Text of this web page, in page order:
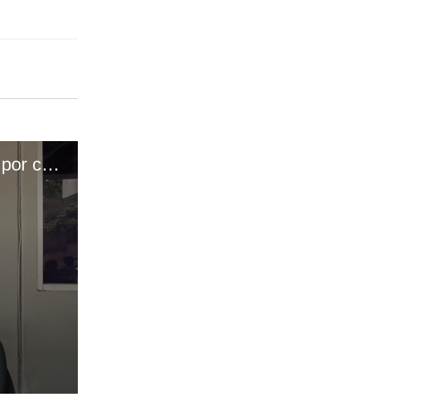
Denuncian ante el MP a perito y dos fiscales por caso de Berta Cáceres